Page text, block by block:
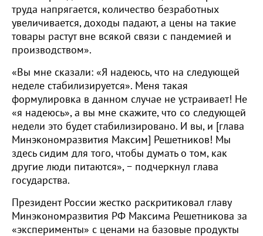
труда напрягается, количество безработных
увеличивается, доходы падают, а цены на такие
товары растут вне всякой связи с пандемией и
производством».
«Вы мне сказали: «Я надеюсь, что на следующей
неделе стабилизируется». Меня такая
формулировка в данном случае не устраивает! Не
«я надеюсь», а вы мне скажите, что со следующей
недели это будет стабилизировано. И вы, и [глава
Минэкономразвития Максим] Решетников! Мы
здесь сидим для того, чтобы думать о том, как
другие люди питаются», − подчеркнул глава
государства.
Президент России жестко раскритиковал главу
Минэкономразвития РФ Максима Решетникова за
«эксперименты» с ценами на базовые продукты